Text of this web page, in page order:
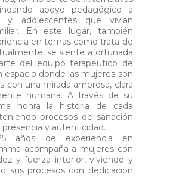
apoyo pedagógico a
y adolescentes que vivían
En este lugar, también
en temas como trata de
se siente afortunada
del equipo terapéutico de
espacio donde las mujeres son
con una mirada amorosa, clara
humana. A través de su
honra la historia de cada
procesos de sanación
presencia y autenticidad.
años de experiencia en
acompaña a mujeres con
y fuerza interior, viviendo y
sus procesos con dedicación